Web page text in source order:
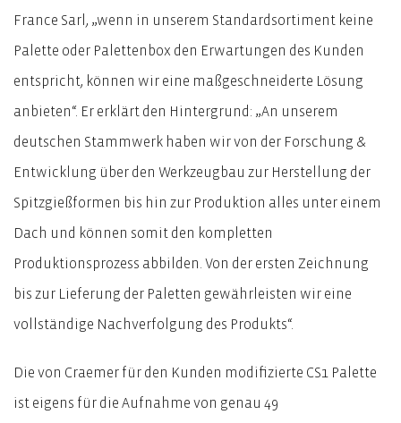
France Sarl, „wenn in unserem Standardsortiment keine
Palette oder Palettenbox den Erwartungen des Kunden
entspricht, können wir eine maßgeschneiderte Lösung
anbieten“. Er erklärt den Hintergrund: „An unserem
deutschen Stammwerk haben wir von der Forschung &
Entwicklung über den Werkzeugbau zur Herstellung der
Spitzgießformen bis hin zur Produktion alles unter einem
Dach und können somit den kompletten
Produktionsprozess abbilden. Von der ersten Zeichnung
bis zur Lieferung der Paletten gewährleisten wir eine
vollständige Nachverfolgung des Produkts“.
Die von Craemer für den Kunden modifizierte CS1 Palette
ist eigens für die Aufnahme von genau 49